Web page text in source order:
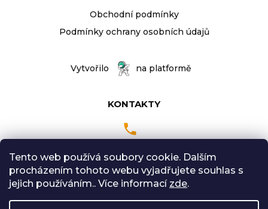
Tento web používá soubory cookie. Dalším
procházením tohoto webu vyjadřujete souhlas s
jejich používáním.. Více informací zde.
Obchodní podmínky
Podmínky ochrany osobních údajů
Vytvořilo na platformě
KONTAKTY
Pondělí až Pátek
9:00 - 18:00 hodin
Sobota: 9:00-12:00